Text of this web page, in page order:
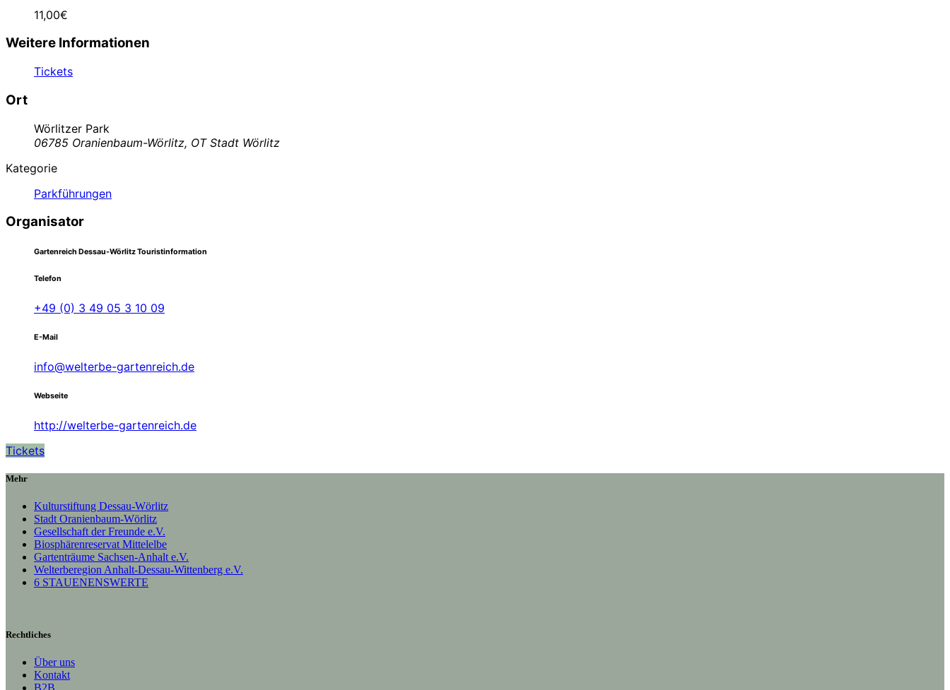
11,00€
Weitere Informationen
Tickets
Ort
Wörlitzer Park
06785 Oranienbaum-Wörlitz, OT Stadt Wörlitz
Kategorie
Parkführungen
Organisator
Gartenreich Dessau-Wörlitz Touristinformation
Telefon
+49 (0) 3 49 05 3 10 09
E-Mail
info@welterbe-gartenreich.de
Webseite
http://welterbe-gartenreich.de
Tickets
Mehr
Kulturstiftung Dessau-Wörlitz
Stadt Oranienbaum-Wörlitz
Gesellschaft der Freunde e.V.
Biosphärenreservat Mittelelbe
Gartenträume Sachsen-Anhalt e.V.
Welterberegion Anhalt-Dessau-Wittenberg e.V.
6 STAUENENSWERTE
Rechtliches
Über uns
Kontakt
B2B